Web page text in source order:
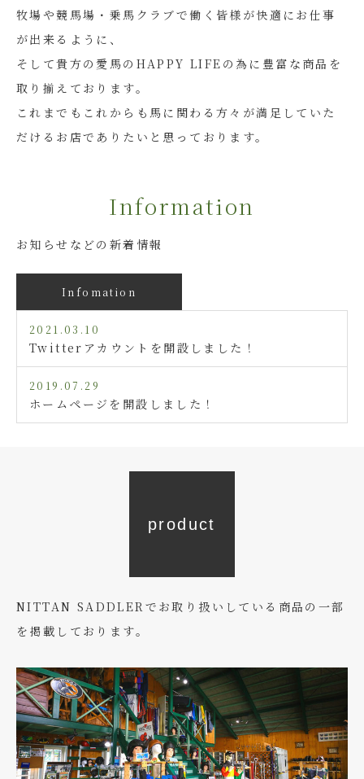
牧場や競馬場・乗馬クラブで働く皆様が快適にお仕事
が出来るように、
そして貴方の愛馬のHAPPY LIFEの為に豊富な商品を
取り揃えております。
これまでもこれからも馬に関わる方々が満足していた
だけるお店でありたいと思っております。
Information
お知らせなどの新着情報
Infomation
2021.03.10
Twitterアカウントを開設しました！
2019.07.29
ホームページを開設しました！
product
NITTAN SADDLERでお取り扱いしている商品の一部
を掲載しております。